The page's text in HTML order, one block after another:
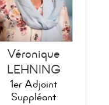
Véronique
LEHNING
1er Adjoint
Suppléant